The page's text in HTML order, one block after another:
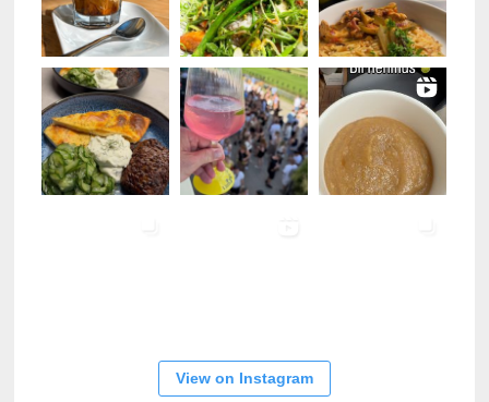
View on Instagram